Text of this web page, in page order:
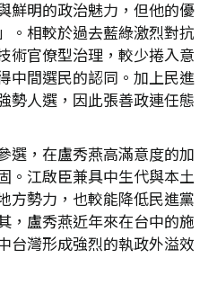
鮮明的政治魅力，但他的優
。相較於過去藍綠激烈對抗
術官僚型治理，較少捲入意
中間選民的認同。加上民進
勢人選，因此張善政連任態
選，在盧秀燕高滿意度的加
。江啟臣兼具中生代與本土
方勢力，也較能降低民進黨
，盧秀燕近年來在台中的施
台灣形成強烈的執政外溢效